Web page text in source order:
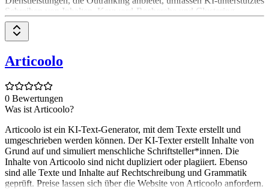
Schreiben von Inhalten, Keyword-Recherche und Clustering,
Content-Planung und Strategieentwicklung sowie On-Page-SEO-
Optimierung.
Articoolo
0 Bewertungen
Was ist Articoolo?
Articoolo ist ein KI-Text-Generator, mit dem Texte erstellt und
umgeschrieben werden können. Der KI-Texter erstellt Inhalte von
Grund auf und simuliert menschliche Schriftsteller*innen. Die
Inhalte von Articoolo sind nicht dupliziert oder plagiiert. Ebenso
sind alle Texte und Inhalte auf Rechtschreibung und Grammatik
geprüft. Preise lassen sich über die Website von Articoolo anfordern.